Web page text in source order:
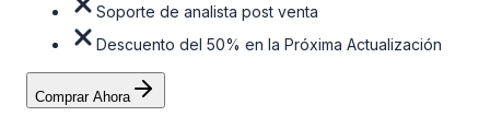
Soporte de analista post venta
Descuento del 50% en la Próxima Actualización
Comprar Ahora